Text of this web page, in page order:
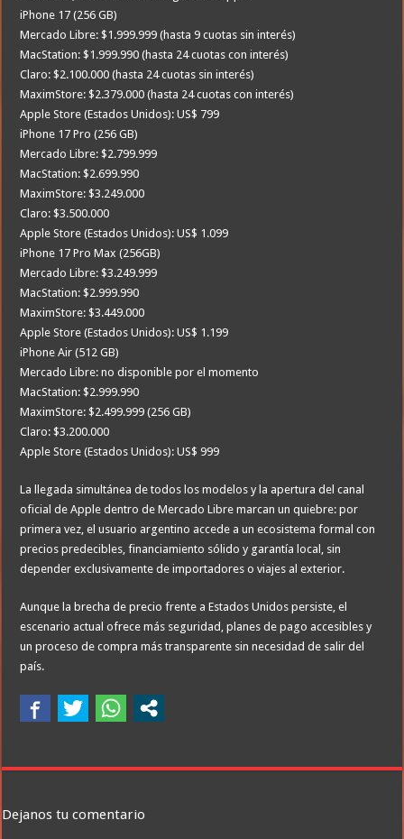
iPhone 17 (256 GB)
Mercado Libre: $1.999.999 (hasta 9 cuotas sin interés)
MacStation: $1.999.990 (hasta 24 cuotas con interés)
Claro: $2.100.000 (hasta 24 cuotas sin interés)
MaximStore: $2.379.000 (hasta 24 cuotas con interés)
Apple Store (Estados Unidos): US$ 799
iPhone 17 Pro (256 GB)
Mercado Libre: $2.799.999
MacStation: $2.699.990
MaximStore: $3.249.000
Claro: $3.500.000
Apple Store (Estados Unidos): US$ 1.099
iPhone 17 Pro Max (256GB)
Mercado Libre: $3.249.999
MacStation: $2.999.990
MaximStore: $3.449.000
Apple Store (Estados Unidos): US$ 1.199
iPhone Air (512 GB)
Mercado Libre: no disponible por el momento
MacStation: $2.999.990
MaximStore: $2.499.999 (256 GB)
Claro: $3.200.000
Apple Store (Estados Unidos): US$ 999
La llegada simultánea de todos los modelos y la apertura del canal
oficial de Apple dentro de Mercado Libre marcan un quiebre: por
primera vez, el usuario argentino accede a un ecosistema formal con
precios predecibles, financiamiento sólido y garantía local, sin
depender exclusivamente de importadores o viajes al exterior.
Aunque la brecha de precio frente a Estados Unidos persiste, el
escenario actual ofrece más seguridad, planes de pago accesibles y
un proceso de compra más transparente sin necesidad de salir del
país.
Dejanos tu comentario